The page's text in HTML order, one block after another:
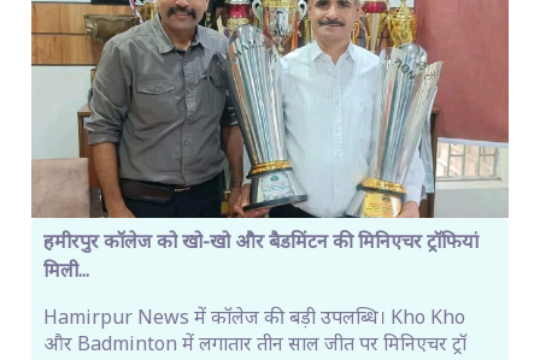
हमीरपुर कॉलेज को खो-खो और बैडमिंटन की मिनिएचर ट्रॉफियां
मिली...
Hamirpur News में कॉलेज की बड़ी उपलब्धि। Kho Kho
और Badminton में लगातार तीन साल जीत पर मिनिएचर ट्रॉ